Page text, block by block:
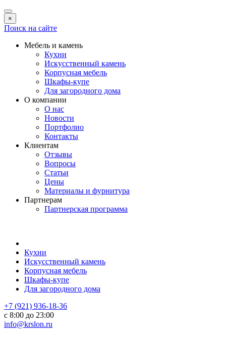
×
Поиск на сайте
Мебель и камень
Кухни
Искусственный камень
Корпусная мебель
Шкафы-купе
Для загородного дома
О компании
О нас
Новости
Портфолио
Контакты
Клиентам
Отзывы
Вопросы
Статьи
Цены
Материалы и фурнитура
Партнерам
Партнерская программа
Кухни
Искусственный камень
Корпусная мебель
Шкафы-купе
Для загородного дома
+7 (921) 936-18-36
с 8:00 до 23:00
info@krslon.ru